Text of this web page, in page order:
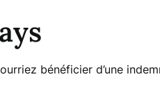
bénéficier d’une